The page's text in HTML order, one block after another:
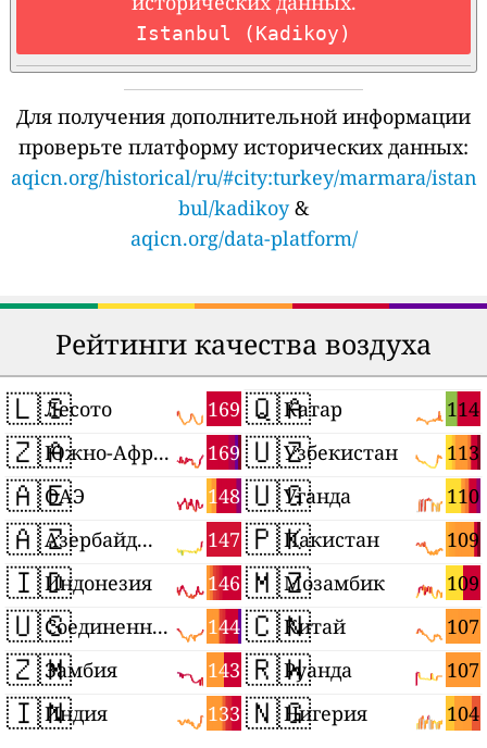
Istanbul (Kadikoy)
Для получения дополнительной информации
проверьте платформу исторических данных:
aqicn.org/historical/ru/#city:turkey/marmara/istan
bul/kadikoy&
aqicn.org/data-platform/
Рейтинги качества воздуха
🇱🇸 169
Лесото
🇿🇦 169
Южно-Африканская Республика
🇦🇪 148
ОАЭ
🇦🇿 147
Азербайджан
🇮🇩 146
Индонезия
🇺🇸 144
Соединенные Штаты
🇿🇲 143
Замбия
🇮🇳 133
Индия
🇶🇦 114
Катар
🇺🇿 113
Узбекистан
🇺🇬 110
Уганда
🇵🇰 109
Пакистан
🇲🇿 109
Мозамбик
🇨🇳 107
Китай
🇷🇼 107
Руанда
🇳🇬 104
Нигерия